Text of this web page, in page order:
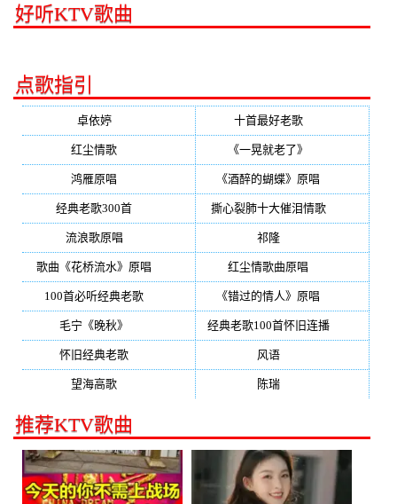
好听KTV歌曲
点歌指引
卓依婷(350) 十首最好老歌(300)
红尘情歌 《一晃就老了》
鸿雁原唱 《酒醉的蝴蝶》原唱
经典老歌300首 撕心裂肺十大催泪情歌(195)
流浪歌原唱 祁隆(188)
歌曲《花桥流水》原唱 红尘情歌曲原唱
100首必听经典老歌 《错过的情人》原唱
毛宁《晚秋》 经典老歌100首怀旧连播(134)
怀旧经典老歌 风语(132)
望海高歌 陈瑞(128)
推荐KTV歌曲